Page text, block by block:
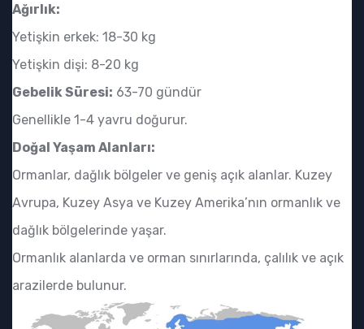
Ağırlık:
Yetişkin erkek: 18-30 kg
Yetişkin dişi: 8-20 kg
Gebelik Süresi: 63-70 gündür
Genellikle 1-4 yavru doğurur.
Doğal Yaşam Alanları:
Ormanlar, dağlık bölgeler ve geniş açık alanlar. Kuzey
Avrupa, Kuzey Asya ve Kuzey Amerika’nın ormanlık ve
dağlık bölgelerinde yaşar.
Ormanlık alanlarda ve orman sınırlarında, çalılık ve açık
arazilerde bulunur.